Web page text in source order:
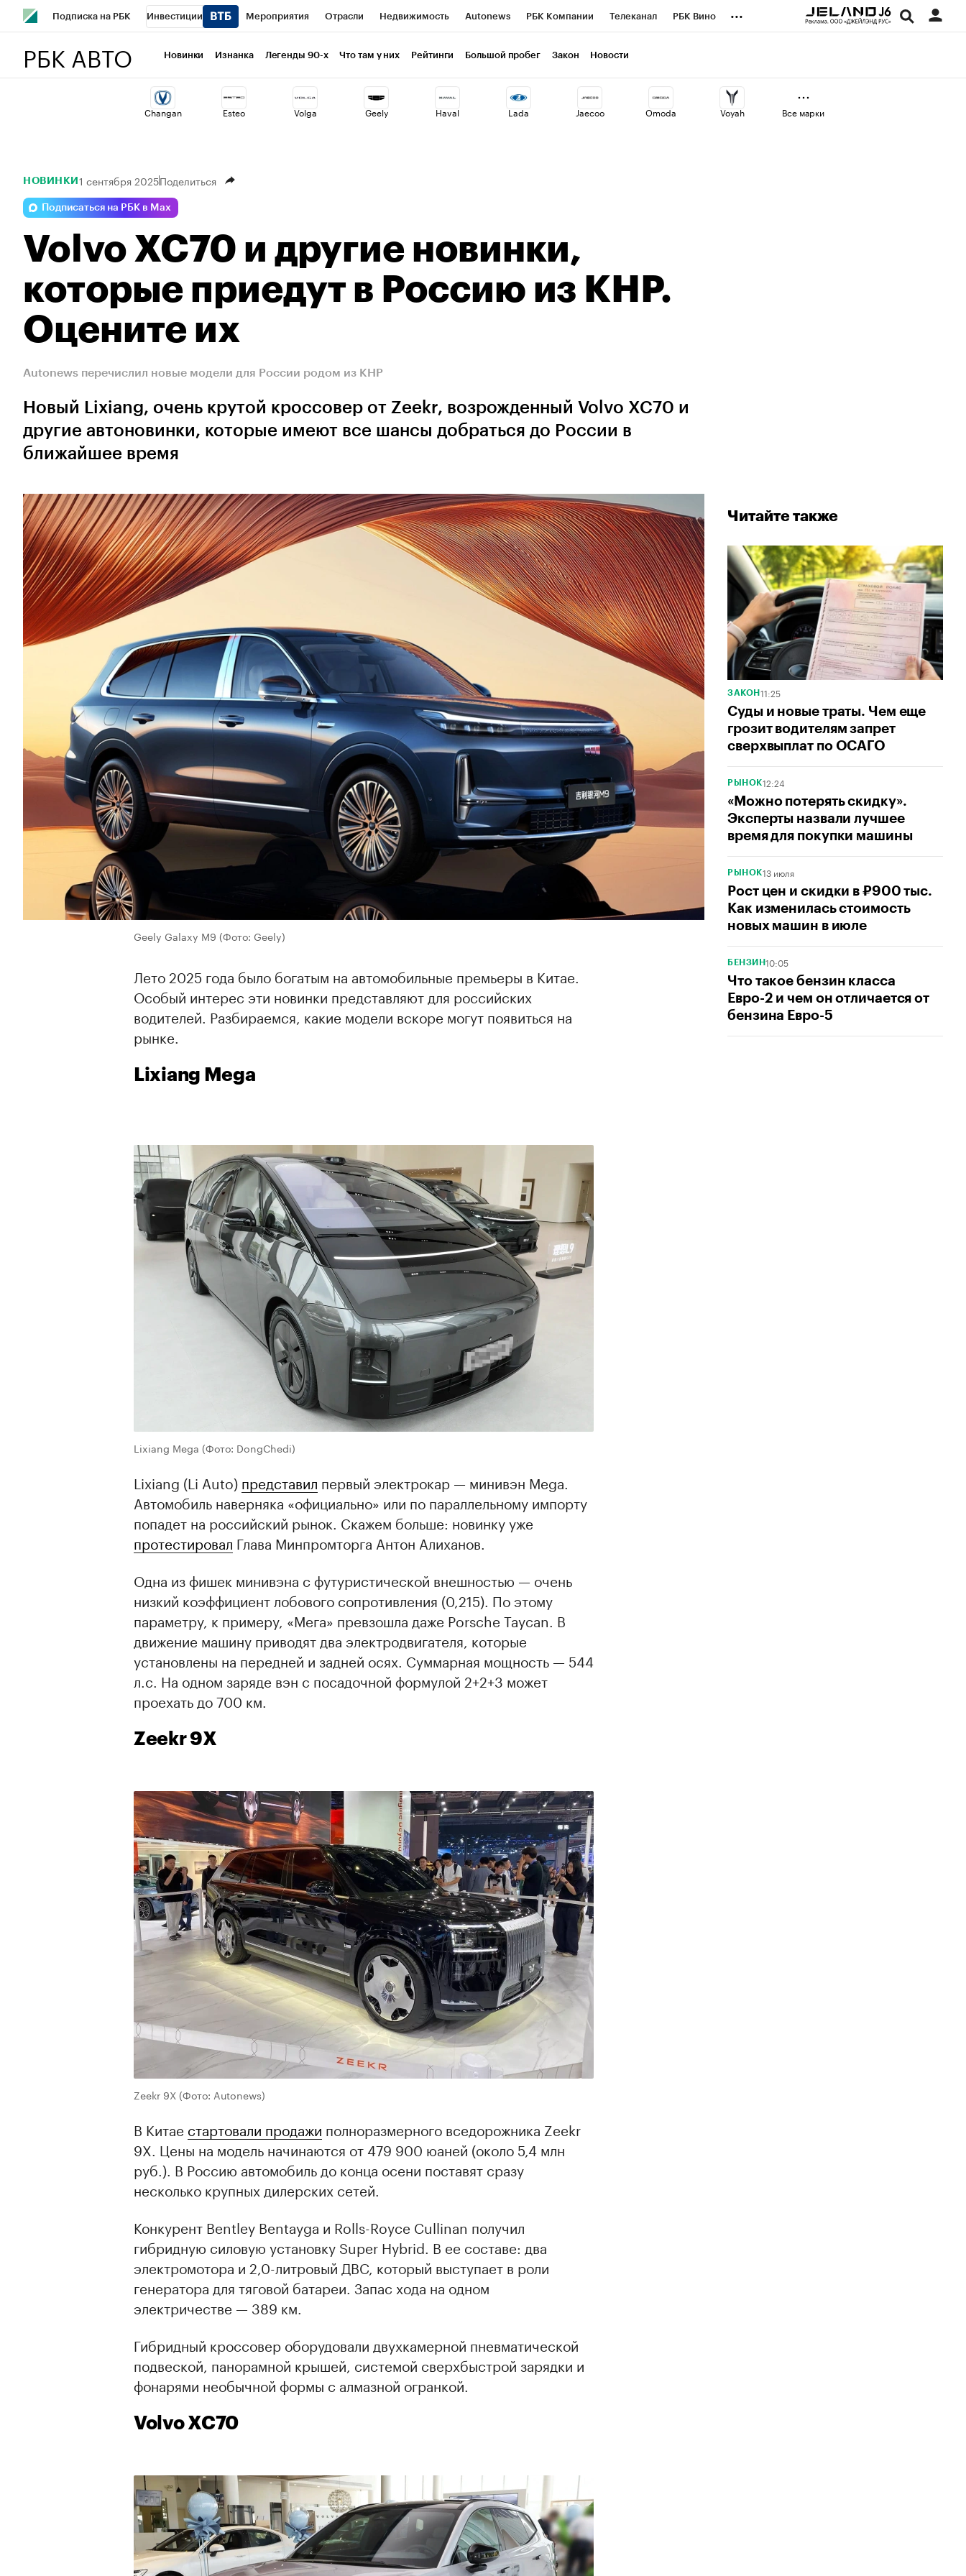
Подписка на РБК Инвестиции Мероприятия Отрасли Недвижимость Autonews РБК Компании Телеканал РБК Вино
Визионеры
Стиль Крипто РБК Бизнес-среда Дискуссионный клуб Исследования Кредитные рейтинги Франшизы Газета
Конференции СПб Спецпроекты Проверка контрагентов Экономика Бизнес
...
РБК АВТО Новинки Изнанка Легенды 90-х Что там у них Рейтинги Большой пробег Закон Новости
Changan Esteo Volga Geely Haval Lada Jaecoo Omoda Voyah Все марки
Читайте также
ЗАКОН 11:25
Суды и новые траты. Чем еще
грозит водителям запрет
сверхвыплат по ОСАГО
РЫНОК12:24
«Можно потерять скидку».
Эксперты назвали лучшее
время для покупки машины
РЫНОК13 июля
Рост цен и скидки в ₽900 тыс.
Как изменилась стоимость
новых машин в июле
БЕНЗИН10:05
Что такое бензин класса
Евро-2 и чем он отличается от
бензина Евро-5
НОВИНКИ 1 сентября 2025Поделиться
Подписаться на РБК в Max
Volvo XC70 и другие новинки,
которые приедут в Россию из КНР.
Оцените их
Autonews перечислил новые модели для России родом из КНР
Новый Lixiang, очень крутой кроссовер от Zeekr, возрожденный Volvo XC70 и
другие автоновинки, которые имеют все шансы добраться до России в
ближайшее время
Geely Galaxy M9 (Фото: Geely)
Лето 2025 года было богатым на автомобильные премьеры в Китае.
Особый интерес эти новинки представляют для российских
водителей. Разбираемся, какие модели вскоре могут появиться на
рынке.
Lixiang Mega
00:00
Lixiang Mega (Фото: DongChedi)
Lixiang (Li Auto) представил первый электрокар — минивэн Mega.
Автомобиль наверняка «официально» или по параллельному импорту
попадет на российский рынок. Скажем больше: новинку уже
протестировал Глава Минпромторга Антон Алиханов.
Одна из фишек минивэна с футуристической внешностью — очень
низкий коэффициент лобового сопротивления (0,215). По этому
параметру, к примеру, «Мега» превзошла даже Porsche Taycan. В
движение машину приводят два электродвигателя, которые
установлены на передней и задней осях. Суммарная мощность — 544
л.с. На одном заряде вэн с посадочной формулой 2+2+3 может
проехать до 700 км.
Zeekr 9X
Zeekr 9X(Фото: Autonews)
В Китае стартовали продажи полноразмерного вседорожника Zeekr
9X. Цены на модель начинаются от 479 900 юаней (около 5,4 млн
руб.). В Россию автомобиль до конца осени поставят сразу
несколько крупных дилерских сетей.
Конкурент Bentley Bentayga и Rolls-Royce Cullinan получил
гибридную силовую установку Super Hybrid. В ее составе: два
электромотора и 2,0-литровый ДВС, который выступает в роли
генератора для тяговой батареи. Запас хода на одном
электричестве — 389 км.
Гибридный кроссовер оборудовали двухкамерной пневматической
подвеской, панорамной крышей, системой сверхбыстрой зарядки и
фонарями необычной формы с алмазной огранкой.
Volvo XC70